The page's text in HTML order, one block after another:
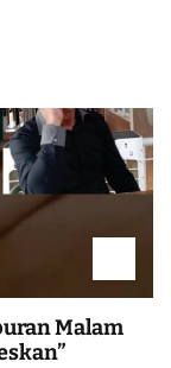
Malam